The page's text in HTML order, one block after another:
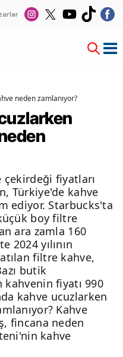
neden zamlanıyor?
çekirdeği fiyatları
Türkiye'de kahve
ediyor. Starbucks'ta
boy filtre
ara zamla 160
2024 yılının
filtre kahve,
butik
fiyatı 990
kahve ucuzlarken
Kahve
fincana neden
kahve